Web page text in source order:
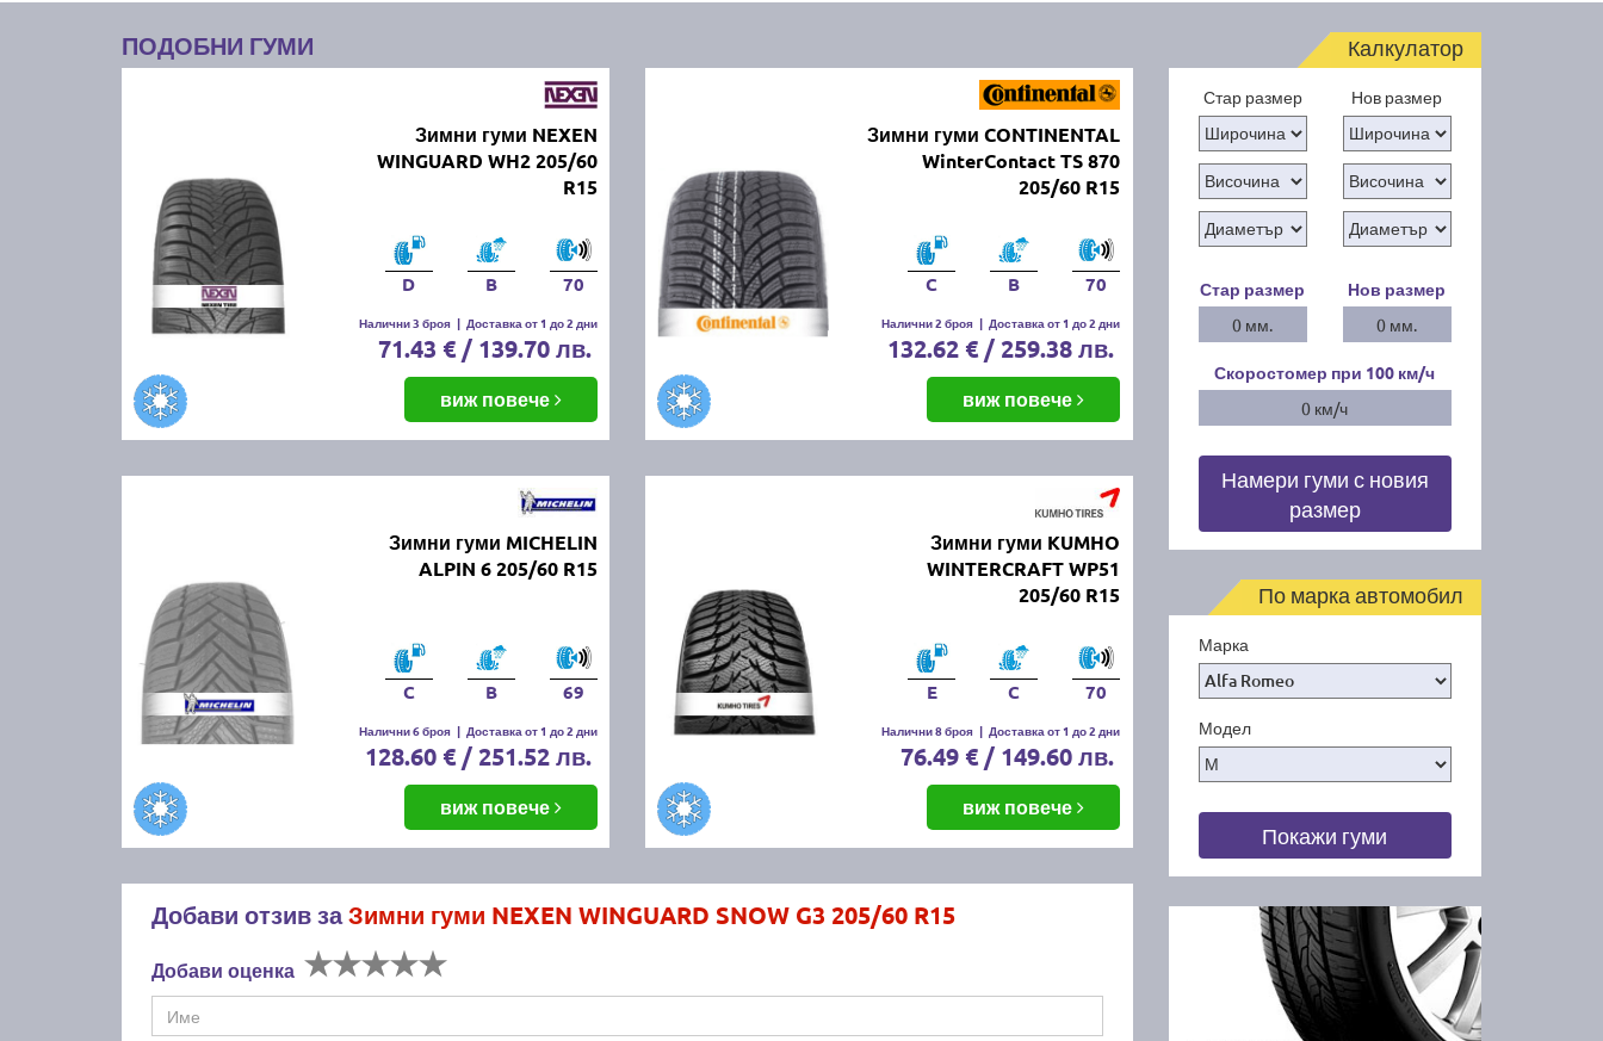
ПОДОБНИ ГУМИ
Зимни гуми NEXEN
WINGUARD WH2 205/60
R15
D B 70
Налични 3 броя | Доставка от 1 до 2 дни
71.43 € / 139.70 лв.
виж повече
Зимни гуми CONTINENTAL
WinterContact TS 870
205/60 R15
C B 70
Налични 2 броя | Доставка от 1 до 2 дни
132.62 € / 259.38 лв.
виж повече
Зимни гуми MICHELIN
ALPIN 6 205/60 R15
C B 69
Налични 6 броя | Доставка от 1 до 2 дни
128.60 € / 251.52 лв.
виж повече
Зимни гуми KUMHO
WINTERCRAFT WP51
205/60 R15
E C 70
Налични 8 броя | Доставка от 1 до 2 дни
76.49 € / 149.60 лв.
виж повече
Добави отзив заЗимни гуми NEXEN WINGUARD SNOW G3 205/60 R15
Добави оценка
Калкулатор
Стар размер Нов размер
Стар размер
0 мм.
Нов размер
0 мм.
Скоростомер при 100 км/ч
0 км/ч
Намери гуми с новия
размер
По марка автомобил
Марка
Модел
Покажи гуми